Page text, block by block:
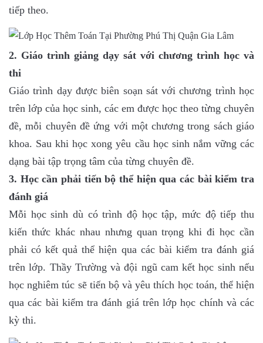
tiếp theo.
2. Giáo trình giảng dạy sát với chương trình học và
thi
Giáo trình dạy được biên soạn sát với chương trình học
trên lớp của học sinh, các em được học theo từng chuyên
đề, mỗi chuyên đề ứng với một chương trong sách giáo
khoa. Sau khi học xong yêu cầu học sinh nắm vững các
dạng bài tập trọng tâm của từng chuyên đề.
3. Học cần phải tiến bộ thể hiện qua các bài kiểm tra
đánh giá
Mỗi học sinh dù có trình độ học tập, mức độ tiếp thu
kiến thức khác nhau nhưng quan trọng khi đi học cần
phải có kết quả thể hiện qua các bài kiểm tra đánh giá
trên lớp. Thầy Trường và đội ngũ cam kết học sinh nếu
học nghiêm túc sẽ tiến bộ và yêu thích học toán, thể hiện
qua các bài kiểm tra đánh giá trên lớp học chính và các
kỳ thi.